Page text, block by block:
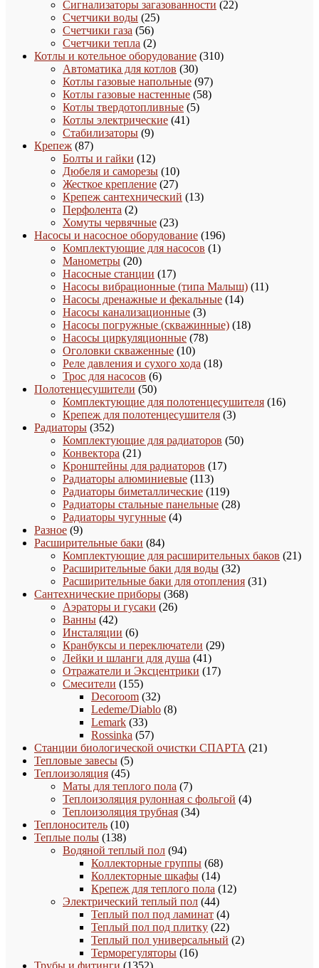
товаров
Сигнализаторы загазованности 2222
Счетчики воды 2525
Счетчики газа 5656
товаров
Счетчики тепла 22
товара
Котлы и котельное оборудование 310310
Автоматика для котлов 3030
товаров
Котлы газовые напольные 9797
товаров
Котлы газовые настенные 5858
Котлы твердотопливные 55
Котлы электрические 4141
Стабилизаторы 99
Крепеж 8787
товаров
Болты и гайки 1212
товаров
Дюбеля и саморезы 1010
товаров
Жесткое крепление 2727
товаров
Крепеж сантехнический 1313
Перфолента 22
товара
Хомуты червячные 2323
товара
Насосы и насосное оборудование 196196
Комплектующие для насосов 11
Манометры 2020
товаров
Насосные станции 1717
товаров
Насосы вибрационные (типа Малыш) 1111
Насосы дренажные и фекальные 1414
Насосы канализационные 33
товара
Насосы погружные (скважинные) 1818
Насосы циркуляционные 7878
Оголовки скваженные 1010
товаров
Реле давления и сухого хода 1818
Трос для насосов 66
Полотенцесушители 5050
товаров
Комплектующие для полотенцесушителя 1616
Крепеж для полотенцесушителя 33
Радиаторы 352352
товара
Комплектующие для радиаторов 5050
Конвектора 2121
товар
Кронштейны для радиаторов 1717
Радиаторы алюминиевые 113113
товаров
Радиаторы биметаллические 119119
товаров
Радиаторы стальные панельные 2828
Радиаторы чугунные 44
Разное 99
товаров
Расширительные баки 8484
товара
Комплектующие для расширительных баков 2121
Расширительные баки для воды 3232
товара
Расширительные баки для отопления 3131
Сантехнические приборы 368368
Аэраторы и гусаки 2626
Ванны 4242
товара
Инсталяции 66
товаров
Кранбуксы и переключатели 2929
Лейки и шланги для душа 4141
товар
Отражатели и Эксцентрики 1717
Смесители 155155
товаров
Decoroom 3232
товара
Ledeme/Diablo 88
Lemark 3333
товара
Rossinka 5757
товаров
Станции биологической очистки СПАРТА 2121
Тепловые завесы 55
товаров
Теплоизоляция 4545
товаров
Маты для теплого пола 77
товаров
Теплоизоляция рулонная с фольгой 44
Теплоизоляция трубная 3434
Теплоноситель 1010
товаров
Теплые полы 138138
товаров
Водяной теплый пол 9494
товара
Коллекторные группы 6868
товаров
Коллекторные шкафы 1414
товаров
Крепеж для теплого пола 1212
Электрический теплый пол 4444
товара
Теплый пол под ламинат 44
товара
Теплый пол под плитку 2222
товара
Теплый пол универсальный 22
Терморегуляторы 1616
Трубы и фитинги 13521352